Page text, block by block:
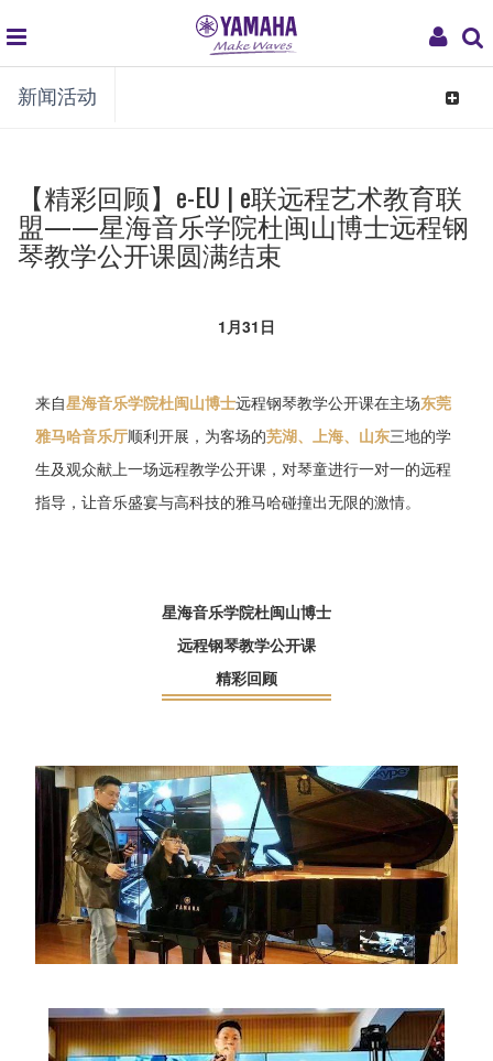
My
global
navigation
新闻活动
Toggle
【精彩回顾】e-EU | e联远程艺术教育联
盟——星海音乐学院杜闽山博士远程钢
琴教学公开课圆满结束
1月31日
来自星海音乐学院杜闽山博士远程钢琴教学公开课在主场东莞
雅马哈音乐厅顺利开展，为客场的芜湖、上海、山东三地的学
生及观众献上一场远程教学公开课，对琴童进行一对一的远程
指导，让音乐盛宴与高科技的雅马哈碰撞出无限的激情。
星海音乐学院杜闽山博士
远程钢琴教学公开课
精彩回顾